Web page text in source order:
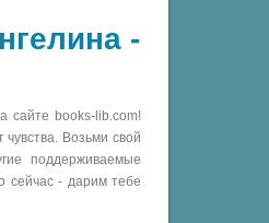
-
сайте books-lib.com!
Возьми свой
поддерживаемые
сейчас - дарим тебе